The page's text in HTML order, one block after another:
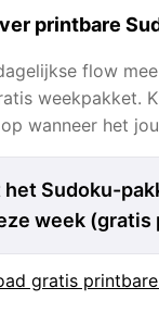
printbare
flow
weekpakket.
wanneer het
het Sudoku-
week (gratis
gratis